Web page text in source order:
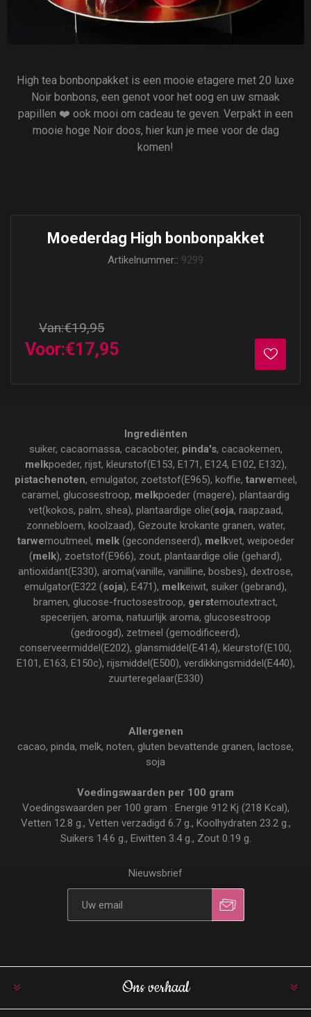
High tea bonbonpakket is een mooie etagere met 20 luxe
Noir bonbons, een genot voor het oog en uw smaak
papillen ❤️ ook mooi om cadeau te geven. Verpakt in een
mooie hoge Noir doos, hier kun je mee voor de dag
komen!
Moederdag High bonbonpakket
Artikelnummer:: 9299
Van:€19,95
Voor:€17,95
Ingrediënten
suiker, cacaomassa, cacaoboter, pinda's, cacaokernen,
melkpoeder, rijst, kleurstof(E153, E171, E124, E102, E132),
pistachenoten, emulgator, zoetstof(E965), koffie, tarwemeel,
caramel, glucosestroop, melkpoeder (magere), plantaardig
vet(kokos, palm, shea), plantaardige olie(soja, raapzaad,
zonnebloem, koolzaad), Gezoute krokante granen, water,
tarwemoutmeel, melk(gecondenseerd), melkvet, weipoeder
(melk), zoetstof(E966), zout, plantaardige olie (gehard),
antioxidant(E330), aroma(vanille, vanilline, bosbes), dextrose,
emulgator(E322 (soja), E471), melkeiwit, suiker (gebrand),
bramen, glucose-fructosestroop, gerstemoutextract,
specerijen, aroma, natuurlijk aroma, glucosestroop
(gedroogd), zetmeel (gemodificeerd),
conserveermiddel(E202), glansmiddel(E414), kleurstof(E100,
E101, E163, E150c), rijsmiddel(E500), verdikkingsmiddel(E440),
zuurteregelaar(E330)
Allergenen
cacao, pinda, melk, noten, gluten bevattende granen, lactose,
soja
Voedingswaarden per 100 gram
Voedingswaarden per 100 gram : Energie 912 Kj (218 Kcal),
Vetten 12.8 g., Vetten verzadigd 6.7 g., Koolhydraten 23.2 g.,
Suikers 14.6 g., Eiwitten 3.4 g., Zout 0.19 g.
Nieuwsbrief
Ons verhaal